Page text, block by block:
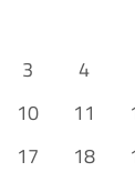
3
4
10
11
17
18